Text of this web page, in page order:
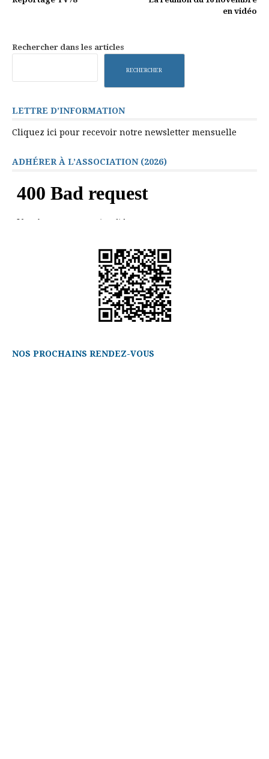
en vidéo
Rechercher dans les articles
RECHERCHER
LETTRE D’INFORMATION
Cliquez ici pour recevoir notre newsletter mensuelle
ADHÉRER À L’ASSOCIATION (2026)
NOS PROCHAINS RENDEZ-VOUS